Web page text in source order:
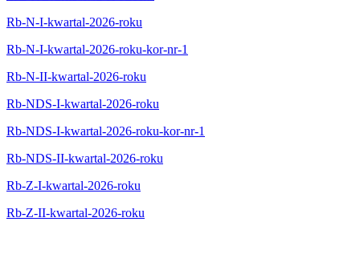
Rb-N-I-kwartal-2026-roku
Rb-N-I-kwartal-2026-roku-kor-nr-1
Rb-N-II-kwartal-2026-roku
Rb-NDS-I-kwartal-2026-roku
Rb-NDS-I-kwartal-2026-roku-kor-nr-1
Rb-NDS-II-kwartal-2026-roku
Rb-Z-I-kwartal-2026-roku
Rb-Z-II-kwartal-2026-roku